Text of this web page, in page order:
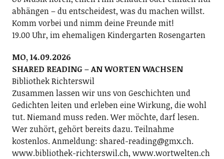
abhängen – du entscheidest, was du machen willst.
Komm vorbei und nimm deine Freunde mit!
19.00 Uhr, im ehemaligen Kindergarten Rosengarten
MO, 14.09.2026
SHARED READING – AN WORTEN WACHSEN
Bibliothek Richterswil
Zusammen lassen wir uns von Geschichten und
Gedichten leiten und erleben eine Wirkung, die wohl
tut. Niemand muss reden. Wer möchte, darf lesen.
Wer zuhört, gehört bereits dazu. Teilnahme
kostenlos. Anmeldung: shared-reading@gmx.ch.
www.bibliothek-richterswil.ch, www.wortwelten.ch